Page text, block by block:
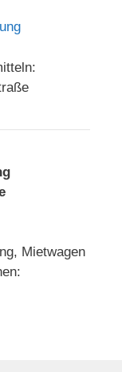
Mietwagen